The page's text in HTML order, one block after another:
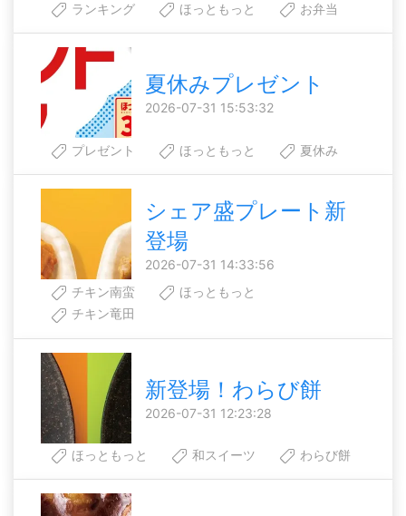
ランキング
ほっともっと お弁当
夏休みプレゼント
2026-07-31 15:53:32
プレゼント ほっともっと 夏休み
シェア盛プレート新
登場
2026-07-31 14:33:56
チキン南蛮
ほっともっと
チキン竜田
新登場！わらび餅
2026-07-31 12:23:28
ほっともっと 和スイーツ わらび餅